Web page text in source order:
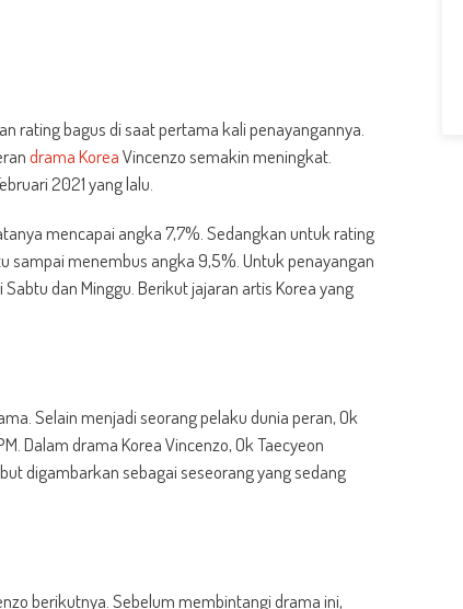
rating bagus di saat pertama kali penayangannya.
drama KoreaVincenzo semakin meningkat.
2021 yang lalu.
mencapai angka 7,7%. Sedangkan untuk rating
sampai menembus angka 9,5%. Untuk penayangan
dan Minggu. Berikut jajaran artis Korea yang
Selain menjadi seorang pelaku dunia peran, Ok
Dalam drama Korea Vincenzo, Ok Taecyeon
digambarkan sebagai seseorang yang sedang
berikutnya. Sebelum membintangi drama ini,